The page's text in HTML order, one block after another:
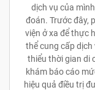
dịch vụ của
đoán. Trước đây,
viện ở xa để thực
thể cung cấp
thiểu thời gian di
khám báo cáo
hiệu quả điều trị